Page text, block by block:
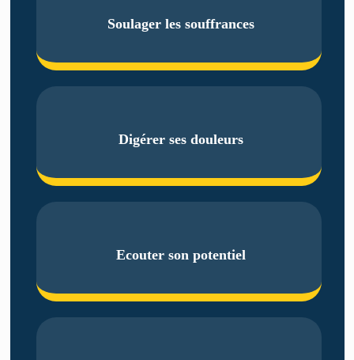
Soulager les souffrances
Digérer ses douleurs
Ecouter son potentiel